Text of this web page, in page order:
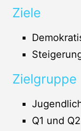
Ziele
Zielgruppe
Q1 und